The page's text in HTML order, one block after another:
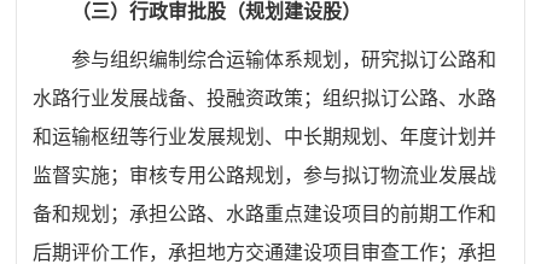
（三）行政审批股（规划建设股）
参与组织编制综合运输体系规划，研究拟订公路和
水路行业发展战备、投融资政策；组织拟订公路、水路
和运输枢纽等行业发展规划、中长期规划、年度计划并
监督实施；审核专用公路规划，参与拟订物流业发展战
备和规划；承担公路、水路重点建设项目的前期工作和
后期评价工作，承担地方交通建设项目审查工作；承担